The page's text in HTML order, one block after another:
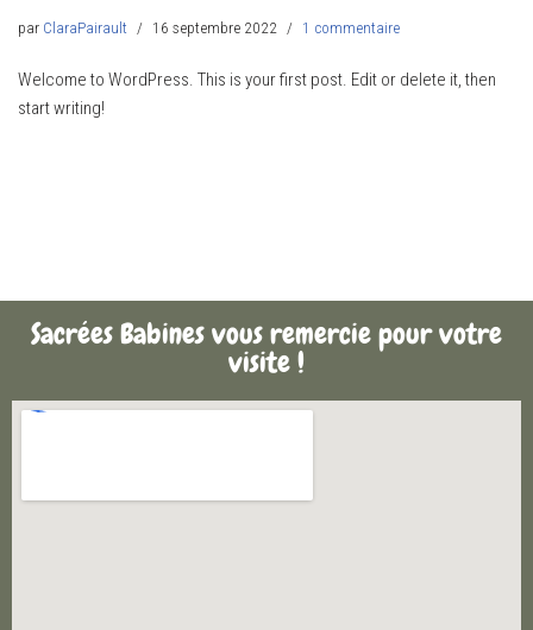
par ClaraPairault 16 septembre 2022 1 commentaire
Welcome to WordPress. This is your first post. Edit or delete it, then
start writing!
Sacrées Babines vous remercie pour votre
visite !